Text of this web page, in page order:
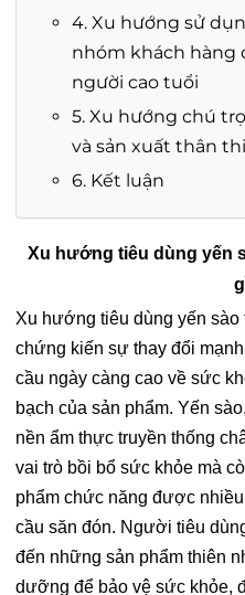
4. Xu hướng sử
nhóm khách hàng
người cao tuổi
5. Xu hướng chú
và sản xuất thân
6. Kết luận
Xu hướng tiêu dùng yến
Xu hướng tiêu dùng yến
chứng kiến sự thay đổi
cầu ngày càng cao về sức
bạch của sản phẩm. Yến
nền ẩm thực truyền thống
vai trò bồi bổ sức khỏe mà
phẩm chức năng được
cầu săn đón. Người tiêu
đến những sản phẩm thiên
dưỡng để bảo vệ sức khỏe,